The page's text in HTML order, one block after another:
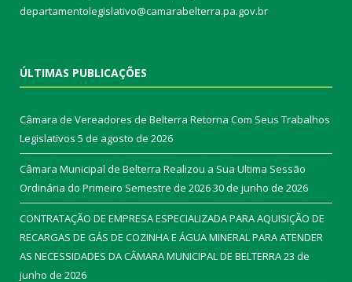
departamentolegislativo@camarabelterra.pa.gov.br
ÚLTIMAS PUBLICAÇÕES
Câmara de Vereadores de Belterra Retorna Com Seus Trabalhos
Legislativos 5 de agosto de 2026
Câmara Municipal de Belterra Realizou a Sua Ultima Sessão
Ordinária do Primeiro Semestre de 202630 de junho de 2026
CONTRATAÇÃO DE EMPRESA ESPECIALIZADA PARA AQUISIÇÃO DE
RECARGAS DE GÁS DE COZINHA E ÁGUA MINERAL PARA ATENDER
AS NECESSIDADES DA CÂMARA MUNICIPAL DE BELTERRA23 de
junho de 2026